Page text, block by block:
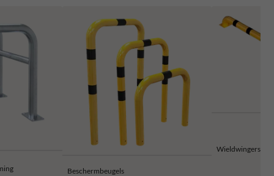
Beschermbeugels
Wieldwingers